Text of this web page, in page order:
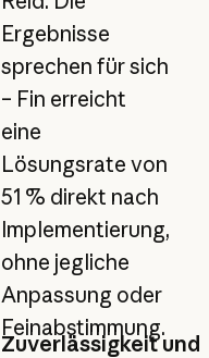
Ergebnisse
sprechen für sich
– Fin erreicht
eine
Lösungsrate von
51 % direkt nach
Implementierung,
ohne jegliche
Anpassung oder
Feinabstimmung.
Zuverlässigkeit und